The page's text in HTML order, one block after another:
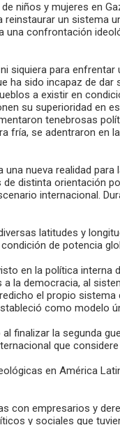
niños y mujeres en
un sistema
confrontación
para
sido incapaz de
a existir en
su superioridad en
tenebrosas
fría, se adentraron
nueva realidad
distinta orientación
internacional.
latitudes y
de potencia
en la política interna
democracia, al
el propio
como modelo
finalizar la segunda
que
en América
empresarios y
y sociales que